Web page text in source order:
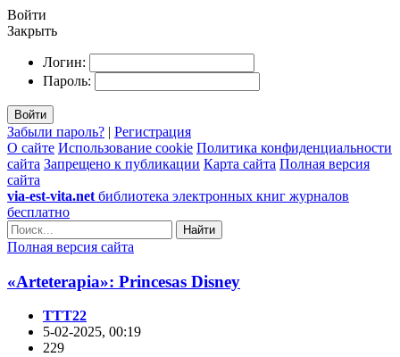
Войти
Закрыть
Логин:
Пароль:
Войти
Забыли пароль? | Регистрация
О сайте Использование cookie Политика конфиденциальности
сайта Запрещено к публикации Карта сайта Полная версия
сайта
via-est-vita.net библиотека электронных книг журналов
бесплатно
Найти
Полная версия сайта
«Arteterapia»: Princesas Disney
TTT22
5-02-2025, 00:19
229